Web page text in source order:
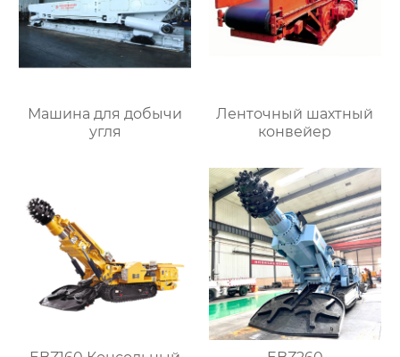
Машина для добычи
угля
Ленточный шахтный
конвейер